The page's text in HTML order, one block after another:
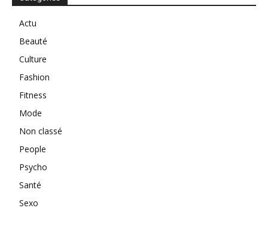
Actu
Beauté
Culture
Fashion
Fitness
Mode
Non classé
People
Psycho
Santé
Sexo